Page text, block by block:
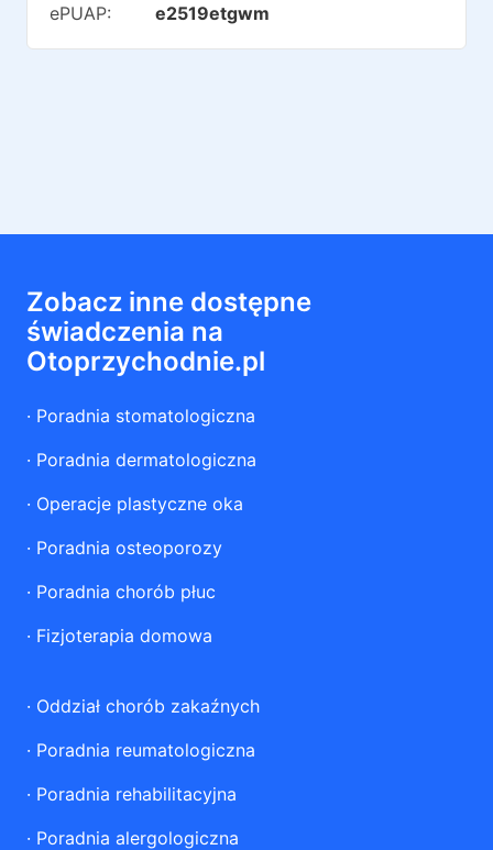
ePUAP: e2519etgwm
Zobacz inne dostępne
świadczenia na
Otoprzychodnie.pl
· Poradnia stomatologiczna
· Poradnia dermatologiczna
· Operacje plastyczne oka
· Poradnia osteoporozy
· Poradnia chorób płuc
· Fizjoterapia domowa
· Oddział chorób zakaźnych
· Poradnia reumatologiczna
· Poradnia rehabilitacyjna
· Poradnia alergologiczna